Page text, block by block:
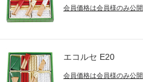
会員価格は会員様のみ公開
エコルセ E20
会員価格は会員様のみ公開